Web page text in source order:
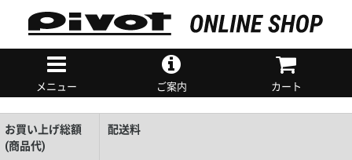
メニュー ご案内 カート
お買い上げ総額
(商品代)
配送料